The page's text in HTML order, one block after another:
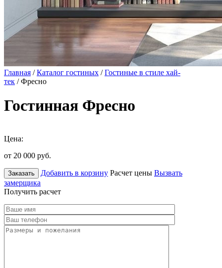
Главная /Каталог гостиных /Гостиные в стиле хай-
тек / Фресно
Гостинная Фресно
Цена:
от 20 000 руб.
Заказать Добавить в корзину Расчет цены Вызвать
замерщика
Получить расчет